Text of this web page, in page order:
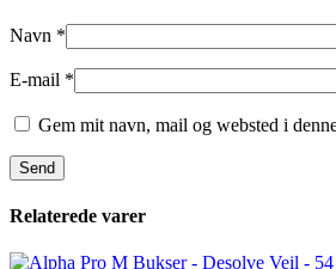
Navn *
E-mail *
Gem mit navn, mail og websted i
Relaterede varer